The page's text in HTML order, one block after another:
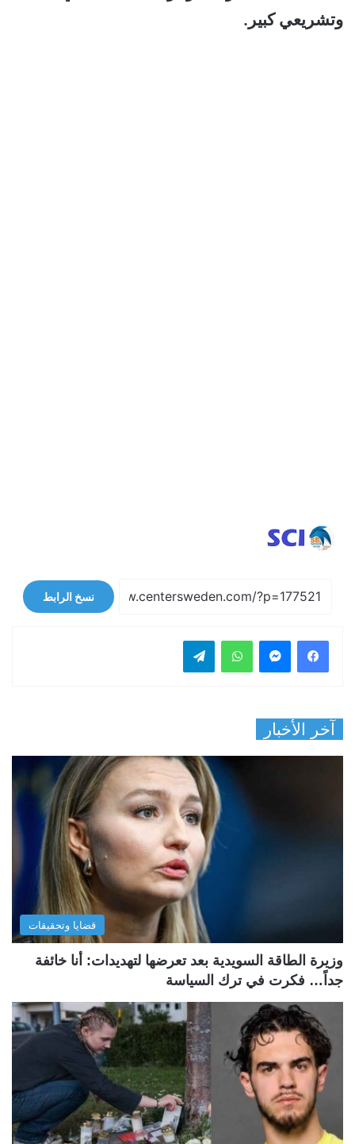
وتشريعي كبير.
نسخ الرابط
فيسبوك واتساب
آخر الأخبار
قضايا وتحقيقات
وزيرة الطاقة السويدية بعد تعرضها لتهديدات: أنا خائفة
جداً… فكرت في ترك السياسة